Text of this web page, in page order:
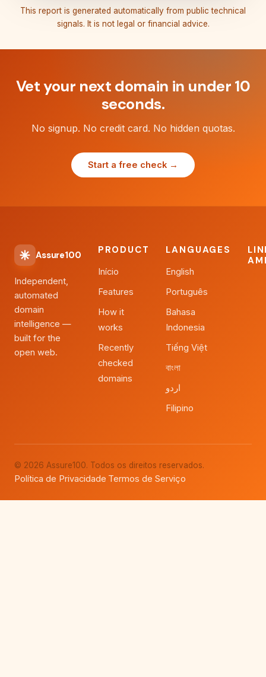
This report is generated automatically from public technical
signals. It is not legal or financial advice.
Vet your next domain in under 10
seconds.
No signup. No credit card. No hidden quotas.
Start a free check →
Assure100
Independent,
automated
domain
intelligence —
built for the
open web.
PRODUCT
Início
Features
How it
works
Recently
checked
domains
LANGUAGES
English
Português
Bahasa
Indonesia
Tiếng Việt
বাংলা
اردو
Filipino
© 2026 Assure100. Todos os direitos reservados.
Política de Privacidade·Termos de Serviço